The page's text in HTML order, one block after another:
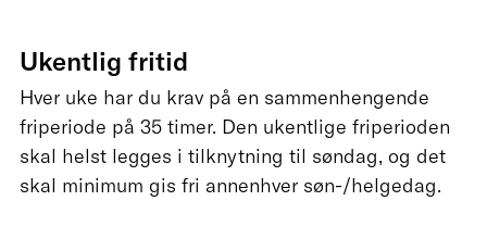
Ukentlig fritid
Hver uke har du krav på en sammenhengende
friperiode på 35 timer. Den ukentlige friperioden
skal helst legges i tilknytning til søndag, og det
skal minimum gis fri annenhver søn-/helgedag.